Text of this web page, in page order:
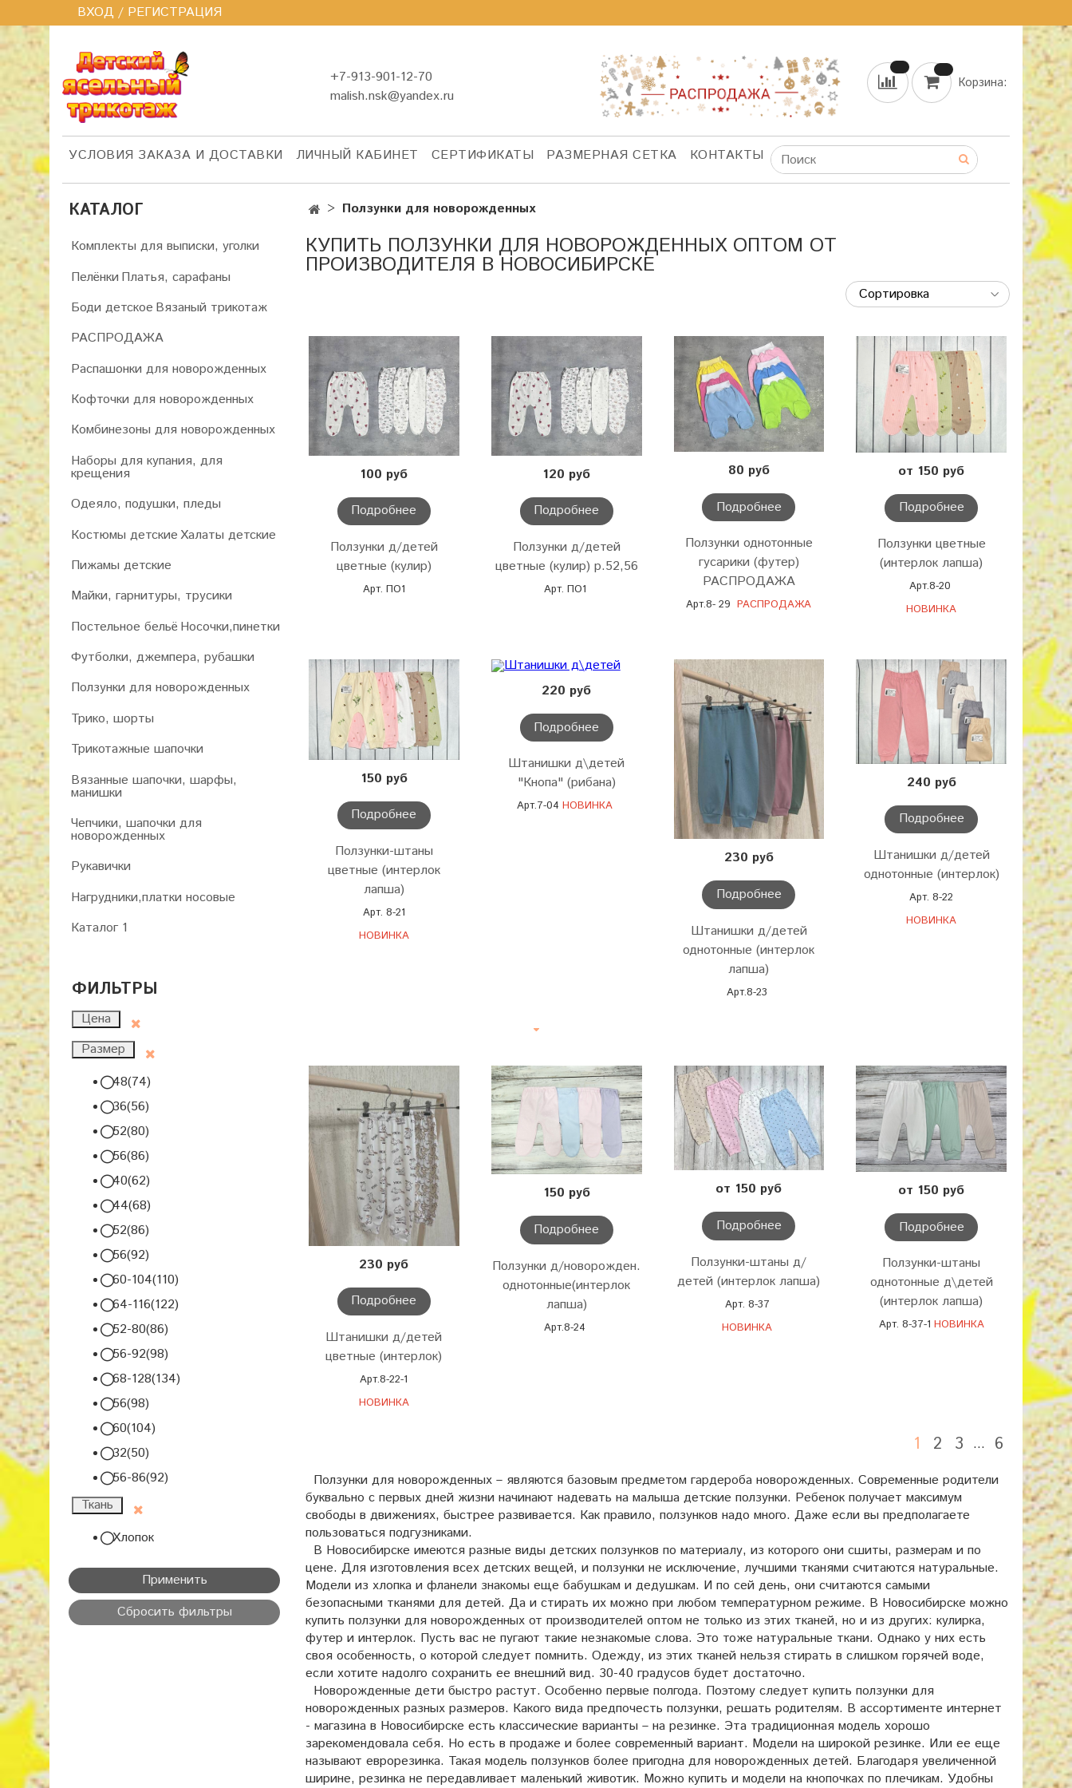
ВХОД / РЕГИСТРАЦИЯ
+7-913-901-12-70
malish.nsk@yandex.ru
Корзина:
УСЛОВИЯ ЗАКАЗА И ДОСТАВКИ ЛИЧНЫЙ КАБИНЕТ СЕРТИФИКАТЫ РАЗМЕРНАЯ СЕТКА КОНТАКТЫ
Ползунки для новорожденных
КУПИТЬ ПОЛЗУНКИ ДЛЯ НОВОРОЖДЕННЫХ ОПТОМ ОТ
ПРОИЗВОДИТЕЛЯ В НОВОСИБИРСКЕ
100 руб
Подробнее
Ползунки д/детей
цветные (кулир)
Арт. ПО1
120 руб
Подробнее
Ползунки д/детей
цветные (кулир) р.52,56
Арт. ПО1
80 руб
Подробнее
Ползунки однотонные
гусарики (футер)
РАСПРОДАЖА
Арт.8- 29РАСПРОДАЖА
от 150 руб
Подробнее
Ползунки цветные
(интерлок лапша)
Арт.8-20
НОВИНКА
150 руб
Подробнее
Ползунки-штаны
цветные (интерлок
лапша)
Арт. 8-21
НОВИНКА
220 руб
Подробнее
Штанишки д\детей
"Кнопа" (рибана)
Арт.7-04НОВИНКА
230 руб
Подробнее
Штанишки д/детей
однотонные (интерлок
лапша)
Арт.8-23
240 руб
Подробнее
Штанишки д/детей
однотонные (интерлок)
Арт. 8-22
НОВИНКА
230 руб
Подробнее
Штанишки д/детей
цветные (интерлок)
Арт.8-22-1
НОВИНКА
150 руб
Подробнее
Ползунки д/новорожден.
однотонные(интерлок
лапша)
Арт.8-24
от 150 руб
Подробнее
Ползунки-штаны д/
детей (интерлок лапша)
Арт. 8-37
НОВИНКА
от 150 руб
Подробнее
Ползунки-штаны
однотонные д\детей
(интерлок лапша)
Арт. 8-37-1 НОВИНКА
1 2 3 … 6
Ползунки для новорожденных – являются базовым предметом гардероба новорожденных. Современные родители
буквально с первых дней жизни начинают надевать на малыша детские ползунки. Ребенок получает максимум
свободы в движениях, быстрее развивается. Как правило, ползунков надо много. Даже если вы предполагаете
пользоваться подгузниками.
В Новосибирске имеются разные виды детских ползунков по материалу, из которого они сшиты, размерам и по
цене. Для изготовления всех детских вещей, и ползунки не исключение, лучшими тканями считаются натуральные.
Модели из хлопка и фланели знакомы еще бабушкам и дедушкам. И по сей день, они считаются самыми
безопасными тканями для детей. Да и стирать их можно при любом температурном режиме. В Новосибирске можно
купить ползунки для новорожденных от производителей оптом не только из этих тканей, но и из других: кулирка,
футер и интерлок. Пусть вас не пугают такие незнакомые слова. Это тоже натуральные ткани. Однако у них есть
своя особенность, о которой следует помнить. Одежду, из этих тканей нельзя стирать в слишком горячей воде,
если хотите надолго сохранить ее внешний вид. 30-40 градусов будет достаточно.
Новорожденные дети быстро растут. Особенно первые полгода. Поэтому следует купить ползунки для
новорожденных разных размеров. Какого вида предпочесть ползунки, решать родителям. В ассортименте интернет
- магазина в Новосибирске есть классические варианты – на резинке. Эта традиционная модель хорошо
зарекомендовала себя. Но есть в продаже и более современный вариант. Модели на широкой резинке. Или ее еще
называют еврорезинка. Такая модель ползунков более пригодна для новорожденных детей. Благодаря увеличенной
ширине, резинка не передавливает маленький животик. Можно купить и модели на кнопочках по плечикам. Удобны
КАТАЛОГ
Комплекты для выписки, уголки
Пелёнки Платья, сарафаны
Боди детское Вязаный трикотаж
РАСПРОДАЖА
Распашонки для новорожденных
Кофточки для новорожденных
Комбинезоны для новорожденных
Наборы для купания, для
крещения
Одеяло, подушки, пледы
Костюмы детские Халаты детские
Пижамы детские
Майки, гарнитуры, трусики
Постельное бельё Носочки,пинетки
Футболки, джемпера, рубашки
Ползунки для новорожденных
Трико, шорты
Трикотажные шапочки
Вязанные шапочки, шарфы,
манишки
Чепчики, шапочки для
новорожденных
Рукавички
Нагрудники,платки носовые
Каталог 1
ФИЛЬТРЫ
Цена
Размер
48(74)
36(56)
52(80)
56(86)
40(62)
44(68)
52(86)
56(92)
60-104(110)
64-116(122)
52-80(86)
56-92(98)
68-128(134)
56(98)
60(104)
32(50)
56-86(92)
Ткань
Хлопок
Применить
Сбросить фильтры